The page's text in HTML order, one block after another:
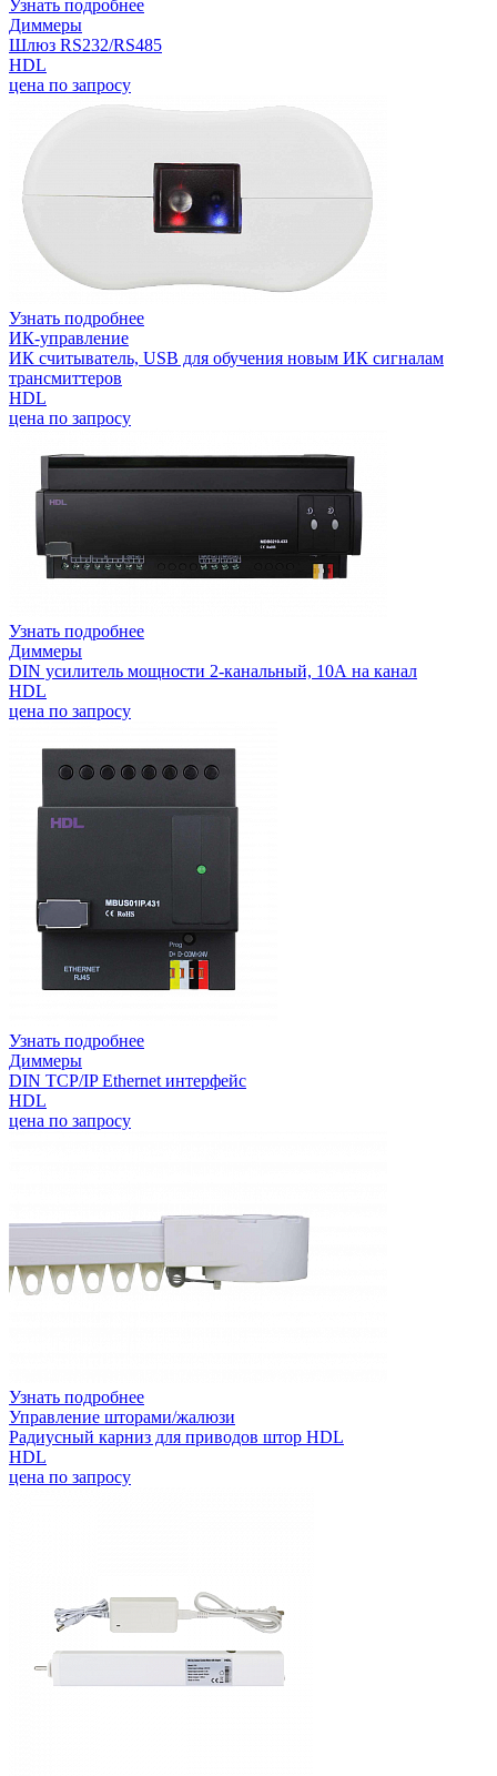
Узнать подробнее
Диммеры
Шлюз RS232/RS485
HDL
цена по запросу
Узнать подробнее
ИК-управление
ИК считыватель, USB для обучения новым ИК сигналам
трансмиттеров
HDL
цена по запросу
Узнать подробнее
Диммеры
DIN усилитель мощности 2-канальный, 10А на канал
HDL
цена по запросу
Узнать подробнее
Диммеры
DIN TCP/IP Ethernet интерфейс
HDL
цена по запросу
Узнать подробнее
Управление шторами/жалюзи
Радиусный карниз для приводов штор HDL
HDL
цена по запросу